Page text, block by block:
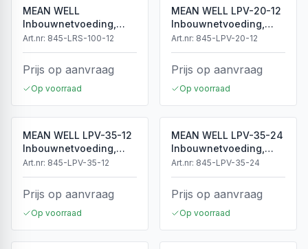
MEAN WELL
Inbouwnetvoeding,
12V, 6.5A, 100W
Art.nr: 845-LRS-100-12
Prijs op aanvraag
Op voorraad
MEAN WELL LPV-20-12
Inbouwnetvoeding,
12Vdc, 1.67A, 20W
Art.nr: 845-LPV-20-12
Prijs op aanvraag
Op voorraad
MEAN WELL LPV-35-12
Inbouwnetvoeding,
12Vdc, 3A, 36W
Art.nr: 845-LPV-35-12
Prijs op aanvraag
Op voorraad
MEAN WELL LPV-35-24
Inbouwnetvoeding,
24Vdc, 1.5A, 36W
Art.nr: 845-LPV-35-24
Prijs op aanvraag
Op voorraad